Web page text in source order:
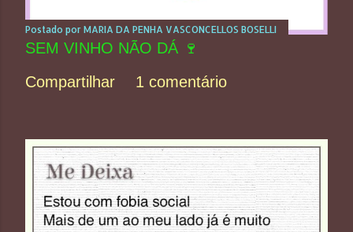
Postado por MARIA DA PENHA VASCONCELLOS BOSELLI
SEM VINHO NÃO DÁ 🍷
Compartilhar
1 comentário